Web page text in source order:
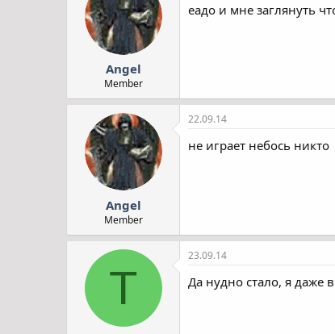
Angel
Member
еадо и мне заглянуть
Angel
Member
22.09.14
не играет небось никто
T
23.09.14
Да нудно стало, я даже